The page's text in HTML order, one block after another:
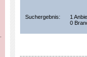
Suchergebnis:
1
0